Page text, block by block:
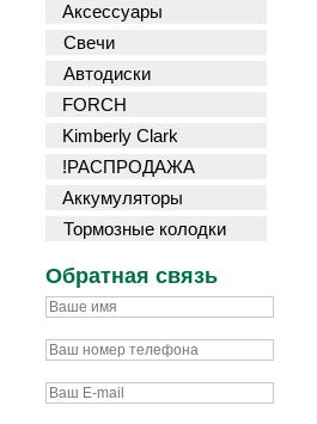
Аксессуары
Свечи
Автодиски
FORCH
Kimberly Clark
!РАСПРОДАЖА
Аккумуляторы
Тормозные колодки
Обратная связь